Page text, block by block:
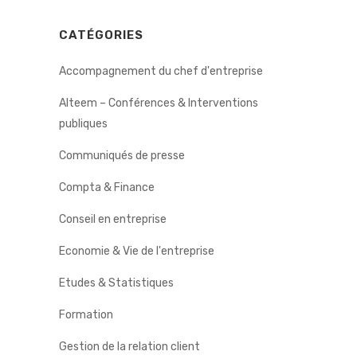
CATÉGORIES
Accompagnement du chef d'entreprise
Alteem – Conférences & Interventions
publiques
Communiqués de presse
Compta & Finance
Conseil en entreprise
Economie & Vie de l'entreprise
Etudes & Statistiques
Formation
Gestion de la relation client